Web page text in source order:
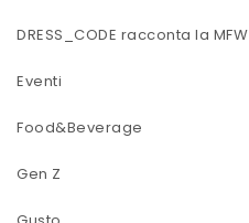
DRESS_CODE racconta la MFW
Eventi
Food&Beverage
Gen Z